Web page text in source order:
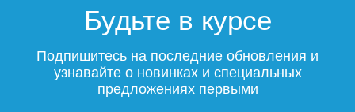
Будьте в курсе
Подпишитесь на последние обновления и
узнавайте о новинках и специальных
предложениях первыми